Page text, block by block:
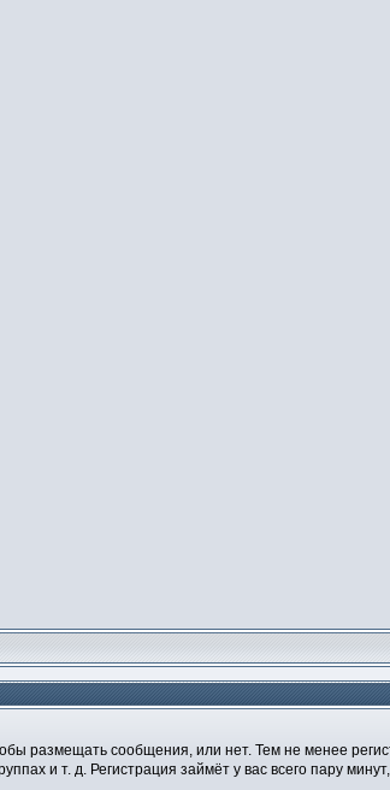
размещать сообщения, или нет. Тем не менее
и т. д. Регистрация займёт у вас всего пару